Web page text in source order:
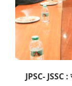
JPSC- JSSC :